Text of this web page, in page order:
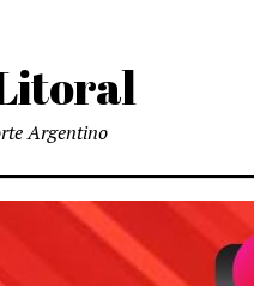
Argentino